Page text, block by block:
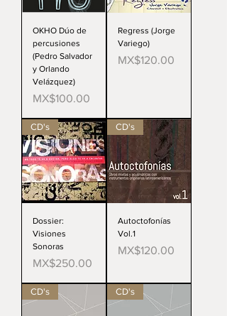
OKHO Dúo de
percusiones
(Pedro Salvador
y Orlando
Velázquez)
Price
MX$100.00
Regress (Jorge
Variego)
Price
MX$120.00
CD's
Dossier:
Visiones
Sonoras
Price
MX$250.00
CD's
Autoctofonías
Vol.1
Price
MX$120.00
CD's CD's